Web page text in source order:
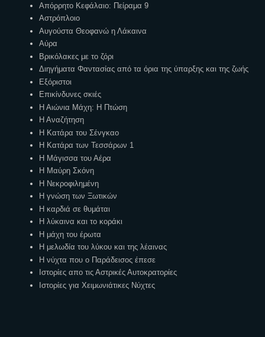
Απόρρητο Κεφάλαιο: Πείραμα 9
Αστρόπλοιο
Αυγούστα Θεοφανώ η Λάκαινα
Αύρα
Βρικόλακες με το ζόρι
Διηγήματα Φαντασίας από τα όρια της ύπαρξης και της ζωής
Εξόριστοι
Επικίνδυνες σκιές
Η Αιώνια Μάχη: Η Πτώση
Η Αναζήτηση
Η Κατάρα του Σένγκαο
Η Κατάρα των Τεσσάρων 1
Η Μάγισσα του Αέρα
Η Μαύρη Σκόνη
Η Νεκροφιλημένη
Η γνώση των Ξωτικών
Η καρδιά σε θυμάται
Η λύκαινα και το κοράκι
Η μάχη του έρωτα
Η μελωδία του λύκου και της λέαινας
Η νύχτα που ο Παράδεισος έπεσε
Ιστορίες απο τις Αστρικές Αυτοκρατορίες
Ιστορίες για Χειμωνιάτικες Νύχτες